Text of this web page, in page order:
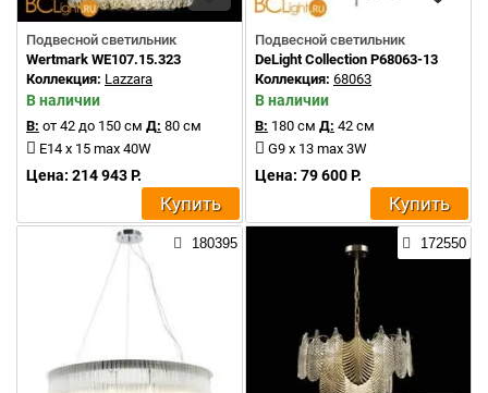
Подвесной светильник
Wertmark WE107.15.323
Коллекция: Lazzara
В наличии
В: от 42 до 150 см Д: 80 см
E14 x 15 max 40W
Цена: 214 943 Р.
Купить
Подвесной светильник
DeLight Collection P68063-13
Коллекция: 68063
В наличии
В: 180 см Д: 42 см
G9 x 13 max 3W
Цена: 79 600 Р.
Купить
180395 172550